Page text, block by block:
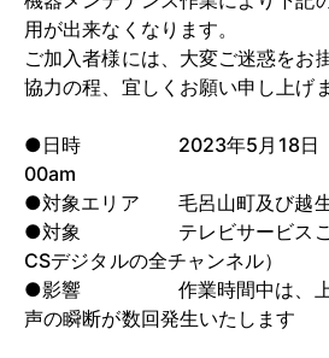
用が出来なくなります。
ご加入者様には、大変ご迷惑をお
協力の程、宜しくお願い申し上げま
●日時 2023年5月18日（木
00am
●対象エリア 毛呂山町及び越
●対象 テレビサービスご加
CSデジタルの全チャンネル）
●影響 作業時間中は、上記
声の瞬断が数回発生いたします